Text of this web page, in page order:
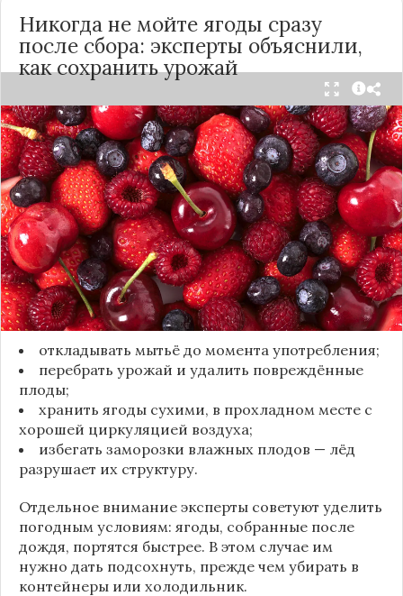
Никогда не мойте ягоды сразу
после сбора: эксперты объяснили,
как сохранить урожай
Мытьё ягод сразу после сбора может обернуться
полной потерей урожая. Как отмечает канал
«Сделай сам», на поверхности плодов есть
естественный восковой налёт, который играет
роль природного барьера. Он защищает ягоды
от пересыхания, бактерий и плесени. При
смывании этого слоя плоды быстро начинают
темнеть, покрываться налётом и терять вкус.
Чтобы ягоды сохранили свежесть, специалисты
рекомендуют:
откладывать мытьё до момента употребления;
перебрать урожай и удалить повреждённые
плоды;
хранить ягоды сухими, в прохладном месте с
хорошей циркуляцией воздуха;
избегать заморозки влажных плодов — лёд
разрушает их структуру.
Отдельное внимание эксперты советуют уделить
погодным условиям: ягоды, собранные после
дождя, портятся быстрее. В этом случае им
нужно дать подсохнуть, прежде чем убирать в
контейнеры или холодильник.